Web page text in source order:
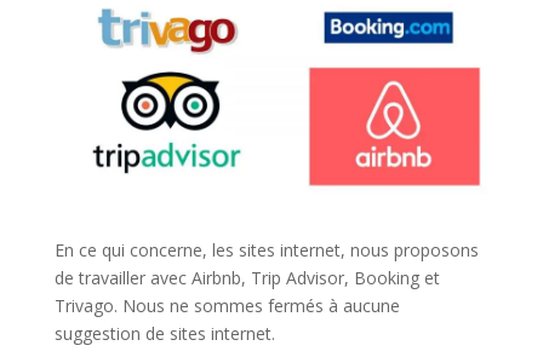
En ce qui concerne, les sites internet, nous proposons
de travailler avec Airbnb, Trip Advisor, Booking et
Trivago. Nous ne sommes fermés à aucune
suggestion de sites internet.